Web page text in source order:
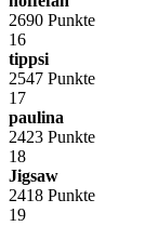
2690 Punkte
16
tippsi
2547 Punkte
17
paulina
2423 Punkte
18
Jigsaw
2418 Punkte
19